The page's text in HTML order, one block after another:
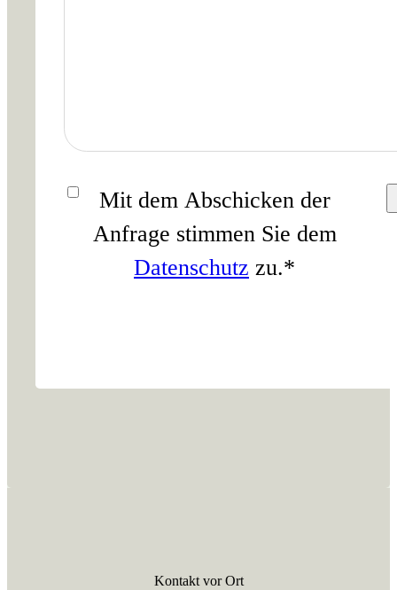
Einwilligung *
Mit dem Abschicken der
Anfrage stimmen Sie dem
Datenschutz zu.*
Kontakt vor Ort